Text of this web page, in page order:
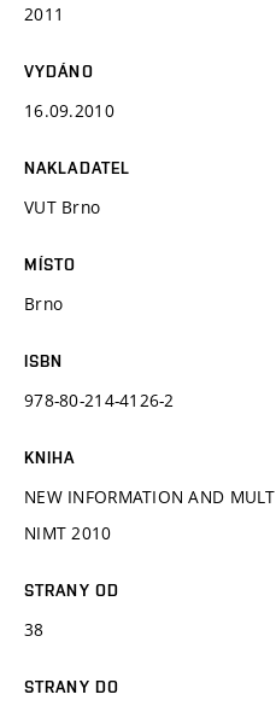
2011
VYDÁNO
16.09.2010
NAKLADATEL
VUT Brno
MÍSTO
Brno
ISBN
978-80-214-4126-2
KNIHA
NEW INFORMATION AND
NIMT 2010
STRANY OD
38
STRANY DO